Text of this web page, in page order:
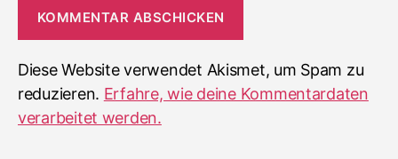
Diese Website verwendet Akismet, um Spam zu
reduzieren. Erfahre, wie deine Kommentardaten
verarbeitet werden.